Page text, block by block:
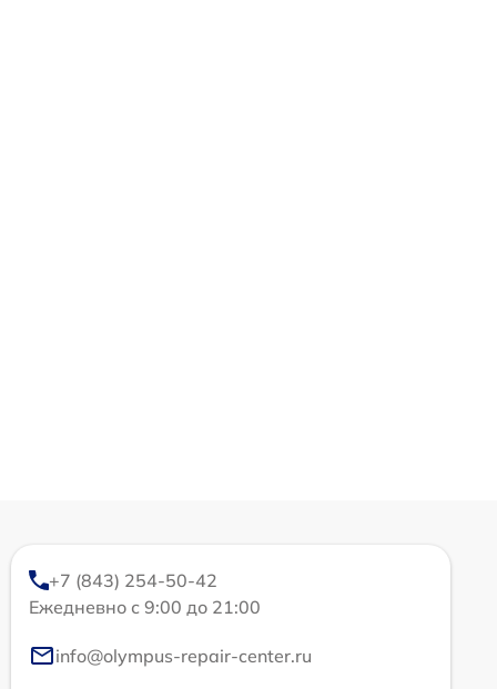
+7 (843) 254-50-42
Ежедневно с 9:00 до 21:00
info@olympus-repair-center.ru